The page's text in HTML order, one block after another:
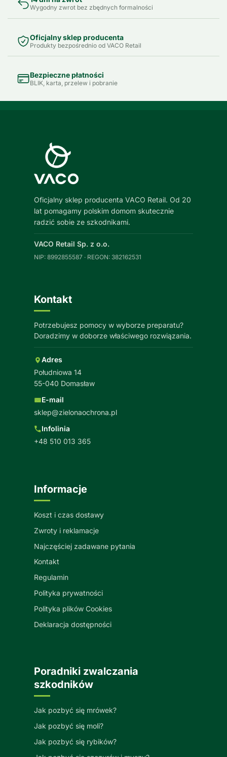
Wygodny zwrot bez zbędnych formalności
Oficjalny sklep producenta
Produkty bezpośrednio od VACO Retail
Bezpieczne płatności
BLIK, karta, przelew i pobranie
Oficjalny sklep producenta VACO Retail. Od 20
lat pomagamy polskim domom skutecznie
radzić sobie ze szkodnikami.
VACO Retail Sp. z o.o.
NIP: 8992855587 · REGON: 382162531
Kontakt
Potrzebujesz pomocy w wyborze preparatu?
Doradzimy w doborze właściwego rozwiązania.
Adres
Południowa 14
55-040 Domasław
E-mail
sklep@zielonaochrona.pl
Infolinia
+48 510 013 365
Informacje
Koszt i czas dostawy
Zwroty i reklamacje
Najczęściej zadawane pytania
Kontakt
Regulamin
Polityka prywatności
Polityka plików Cookies
Deklaracja dostępności
Poradniki zwalczania
szkodników
Jak pozbyć się mrówek?
Jak pozbyć się moli?
Jak pozbyć się rybików?